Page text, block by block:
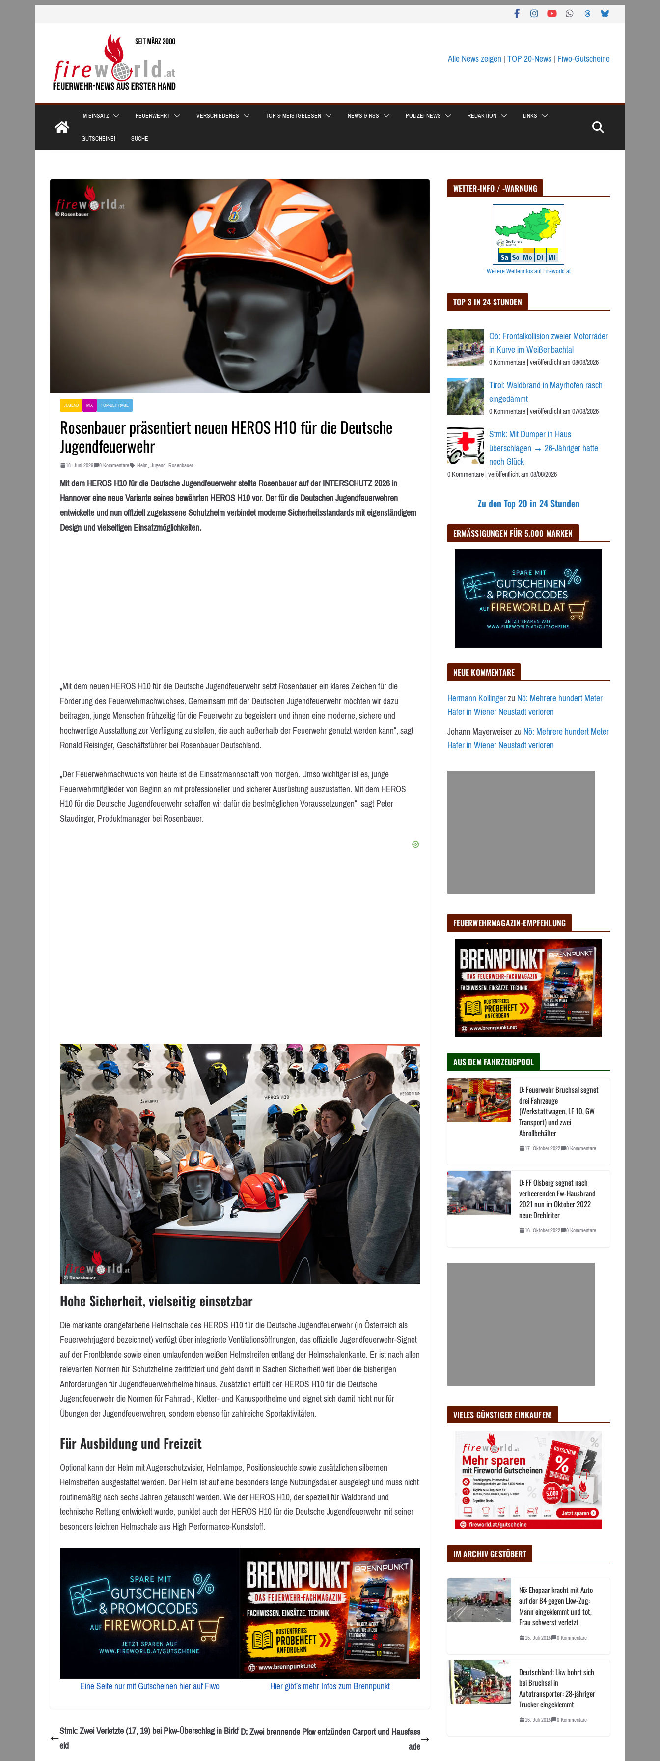
Alle News zeigen|TOP 20-News|Fiwo-Gutscheine
IM EINSATZ FEUERWEHR+ VERSCHIEDENES TOP & MEISTGELESEN NEWS & RSS POLIZEI-NEWS REDAKTION LINKS
GUTSCHEINE! SUCHE
JUGEND MIX TOP-BEITRÄGE
Rosenbauer präsentiert neuen HEROS H10 für die Deutsche
Jugendfeuerwehr
18. Juni 2026 0 Kommentare Helm, Jugend, Rosenbauer
Mit dem HEROS H10 für die Deutsche Jugendfeuerwehr stellte Rosenbauer auf der INTERSCHUTZ 2026 in
Hannover eine neue Variante seines bewährten HEROS H10 vor. Der für die Deutschen Jugendfeuerwehren
entwickelte und nun offiziell zugelassene Schutzhelm verbindet moderne Sicherheitsstandards mit eigenständigem
Design und vielseitigen Einsatzmöglichkeiten.
„Mit dem neuen HEROS H10 für die Deutsche Jugendfeuerwehr setzt Rosenbauer ein klares Zeichen für die
Förderung des Feuerwehrnachwuchses. Gemeinsam mit der Deutschen Jugendfeuerwehr möchten wir dazu
beitragen, junge Menschen frühzeitig für die Feuerwehr zu begeistern und ihnen eine moderne, sichere und
hochwertige Ausstattung zur Verfügung zu stellen, die auch außerhalb der Feuerwehr genutzt werden kann“, sagt
Ronald Reisinger, Geschäftsführer bei Rosenbauer Deutschland.
„Der Feuerwehrnachwuchs von heute ist die Einsatzmannschaft von morgen. Umso wichtiger ist es, junge
Feuerwehrmitglieder von Beginn an mit professioneller und sicherer Ausrüstung auszustatten. Mit dem HEROS
H10 für die Deutsche Jugendfeuerwehr schaffen wir dafür die bestmöglichen Voraussetzungen“, sagt Peter
Staudinger, Produktmanager bei Rosenbauer.
Hohe Sicherheit, vielseitig einsetzbar
Die markante orangefarbene Helmschale des HEROS H10 für die Deutsche Jugendfeuerwehr (in Österreich als
Feuerwehrjugend bezeichnet) verfügt über integrierte Ventilationsöffnungen, das offizielle Jugendfeuerwehr-Signet
auf der Frontblende sowie einen umlaufenden weißen Helmstreifen entlang der Helmschalenkante. Er ist nach allen
relevanten Normen für Schutzhelme zertifiziert und geht damit in Sachen Sicherheit weit über die bisherigen
Anforderungen für Jugendfeuerwehrhelme hinaus. Zusätzlich erfüllt der HEROS H10 für die Deutsche
Jugendfeuerwehr die Normen für Fahrrad-, Kletter- und Kanusporthelme und eignet sich damit nicht nur für
Übungen der Jugendfeuerwehren, sondern ebenso für zahlreiche Sportaktivitäten.
Für Ausbildung und Freizeit
Optional kann der Helm mit Augenschutzvisier, Helmlampe, Positionsleuchte sowie zusätzlichen silbernen
Helmstreifen ausgestattet werden. Der Helm ist auf eine besonders lange Nutzungsdauer ausgelegt und muss nicht
routinemäßig nach sechs Jahren getauscht werden. Wie der HEROS H10, der speziell für Waldbrand und
technische Rettung entwickelt wurde, punktet auch der HEROS H10 für die Deutsche Jugendfeuerwehr mit seiner
besonders leichten Helmschale aus High Performance-Kunststoff.
Eine Seite nur mit Gutscheinen hier auf Fiwo Hier gibt’s mehr Infos zum Brennpunkt
Stmk: Zwei Verletzte (17, 19) bei Pkw-Überschlag in Birkf
eld
D: Zwei brennende Pkw entzünden Carport und Hausfass
ade
WETTER-INFO / -WARNUNG
Weitere Wetterinfos auf Fireworld.at
TOP 3 IN 24 STUNDEN
Oö: Frontalkollision zweier Motorräder
in Kurve im Weißenbachtal
0 Kommentare|veröffentlicht am 08/08/2026
Tirol: Waldbrand in Mayrhofen rasch
eingedämmt
0 Kommentare|veröffentlicht am 07/08/2026
Stmk: Mit Dumper in Haus
überschlagen → 26-Jähriger hatte
noch Glück
0 Kommentare|veröffentlicht am 08/08/2026
Zu den Top 20 in 24 Stunden
ERMÄSSIGUNGEN FÜR 5.000 MARKEN
NEUE KOMMENTARE
Hermann KollingerzuNö: Mehrere hundert Meter
Hafer in Wiener Neustadt verloren
Johann MayerweiserzuNö: Mehrere hundert Meter
Hafer in Wiener Neustadt verloren
FEUERWEHRMAGAZIN-EMPFEHLUNG
AUS DEM FAHRZEUGPOOL
D: Feuerwehr Bruchsal segnet
drei Fahrzeuge
(Werkstattwagen, LF 10, GW
Transport) und zwei
Abrollbehälter
17. Oktober 2022 0 Kommentare
D: FF Olsberg segnet nach
verheerenden Fw-Hausbrand
2021 nun im Oktober 2022
neue Drehleiter
16. Oktober 2022 0 Kommentare
VIELES GÜNSTIGER EINKAUFEN!
IM ARCHIV GESTÖBERT
Nö: Ehepaar kracht mit Auto
auf der B4 gegen Lkw-Zug:
Mann eingeklemmt und tot,
Frau schwerst verletzt
15. Juli 2015 0 Kommentare
Deutschland: Lkw bohrt sich
bei Bruchsal in
Autotransporter: 28-jähriger
Trucker eingeklemmt
15. Juli 2015 0 Kommentare